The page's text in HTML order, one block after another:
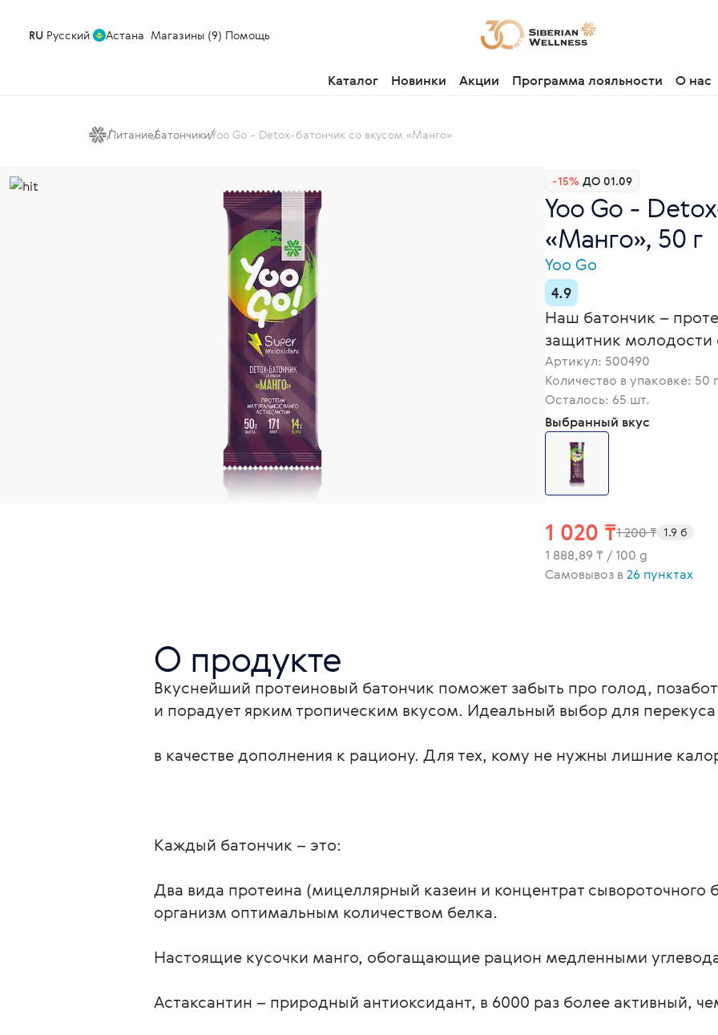
RU Русский Астана Магазины (9) Помощь
Каталог Новинки Акции Программа лояльности О нас
ПитаниеБатончикиYoo Gо - Detox-батончик со вкусом «Манго»
-15% ДО 01.09
Yoo Gо -
«Манго», 50 г
Yoo Gо
4.9
Наш батончик –
защитник молодости
Артикул: 500490
Количество в упаковке: 50 г
Осталось: 65 шт.
Выбранный вкус
1 020 ₸1 200 ₸ 1.9 б
1 888,89 ₸ / 100 g
Самовывоз в26 пунктах
О продукте
Вкуснейший протеиновый батончик поможет забыть про голод,
и порадует ярким тропическим вкусом. Идеальный выбор для
в качестве дополнения к рациону. Для тех, кому не нужны лишние
Каждый батончик – это:
Два вида протеина (мицеллярный казеин и концентрат
организм оптимальным количеством белка.
Настоящие кусочки манго, обогащающие рацион медленными
Астаксантин – природный антиоксидант, в 6000 раз более активный,